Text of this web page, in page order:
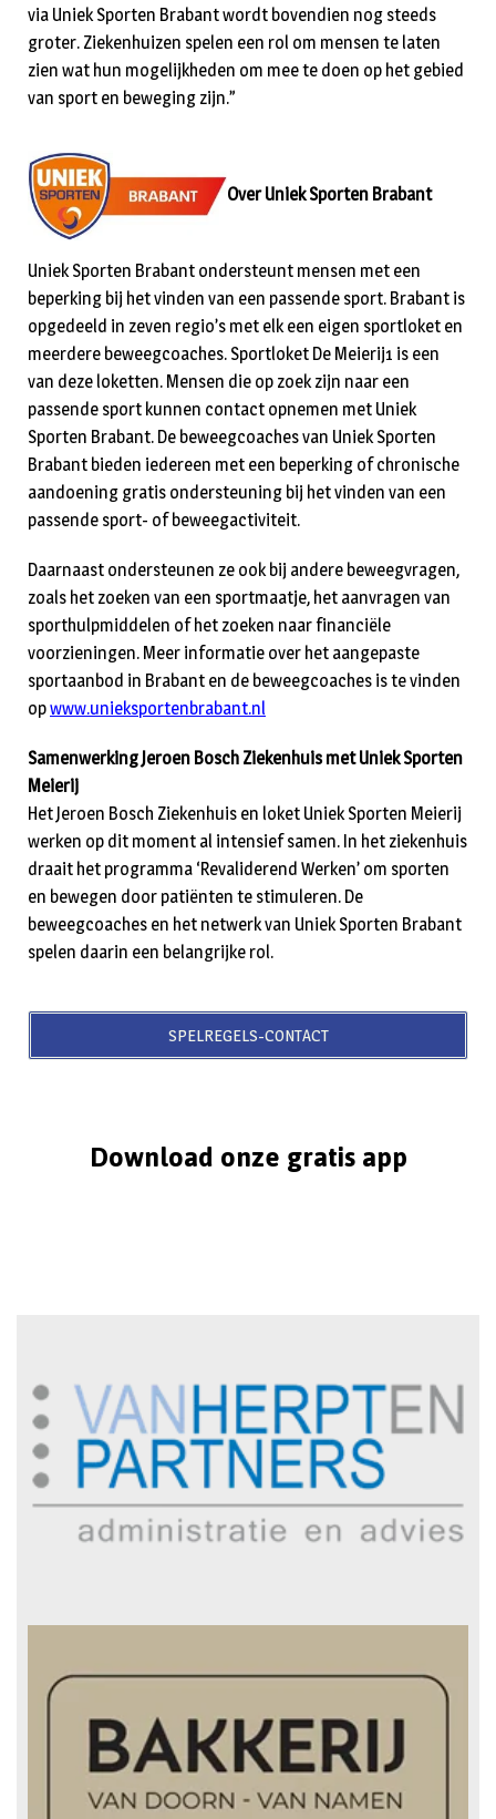
via Uniek Sporten Brabant wordt bovendien nog steeds
groter. Ziekenhuizen spelen een rol om mensen te laten
zien wat hun mogelijkheden om mee te doen op het gebied
van sport en beweging zijn.”
Over Uniek Sporten Brabant
Uniek Sporten Brabant ondersteunt mensen met een
beperking bij het vinden van een passende sport. Brabant is
opgedeeld in zeven regio’s met elk een eigen sportloket en
meerdere beweegcoaches. Sportloket De Meierij1 is een
van deze loketten. Mensen die op zoek zijn naar een
passende sport kunnen contact opnemen met Uniek
Sporten Brabant. De beweegcoaches van Uniek Sporten
Brabant bieden iedereen met een beperking of chronische
aandoening gratis ondersteuning bij het vinden van een
passende sport- of beweegactiviteit.
Daarnaast ondersteunen ze ook bij andere beweegvragen,
zoals het zoeken van een sportmaatje, het aanvragen van
sporthulpmiddelen of het zoeken naar financiële
voorzieningen. Meer informatie over het aangepaste
sportaanbod in Brabant en de beweegcoaches is te vinden
opwww.unieksportenbrabant.nl
Samenwerking Jeroen Bosch Ziekenhuis met Uniek Sporten
Meierij
Het Jeroen Bosch Ziekenhuis en loket Uniek Sporten Meierij
werken op dit moment al intensief samen. In het ziekenhuis
draait het programma ‘Revaliderend Werken’ om sporten
en bewegen door patiënten te stimuleren. De
beweegcoaches en het netwerk van Uniek Sporten Brabant
spelen daarin een belangrijke rol.
SPELREGELS-CONTACT
Download onze gratis app